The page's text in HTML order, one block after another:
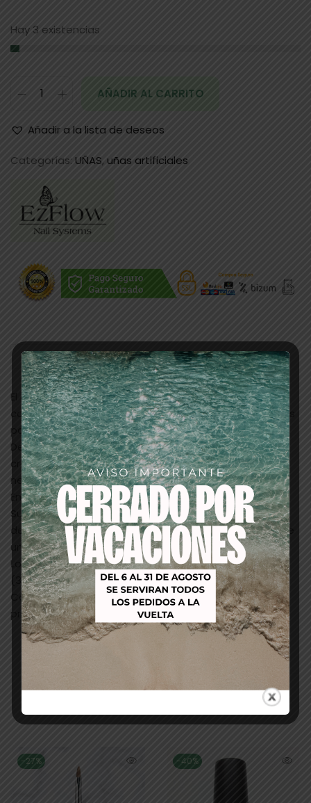
Hay 3 existencias
AÑADIR AL CARRITO
Añadir a la lista de deseos
Categorías: UÑAS, uñas artificiales
Descripción
El completo Sistema Gel it! ha ampliado sus geles de
cobertura para ofrecer una gran variedad de opciones
para la Manicura Francesa.
Desde el blanco más brillante “Bright White it!” para
crear la línea de la sonrisa perfecta, transparente,
neutros y tonalidades de rosas intensos y cálidos.
Encontrarás un tono acorde con la piel de tu cliente.
Su cobertura opaca nivela las uñas dañadas y
descoloridas y también permite largas extensiones de
uña.
Los nuevos colores curan bajo LED (60 segundos) y UV
(3 minutos).
Con el aspecto del acabado en gel pero las
propiedades de trabajo del acrílico
-27% -40%